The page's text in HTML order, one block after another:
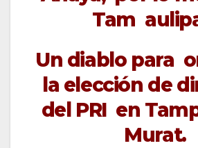
Tam
Un diablo para
la elección de
del PRI en
Murat.